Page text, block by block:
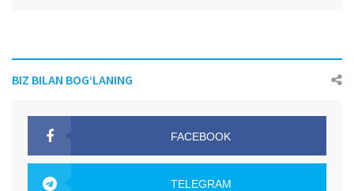
BIZ BILAN BOG‘LANING
FACEBOOK
TELEGRAM